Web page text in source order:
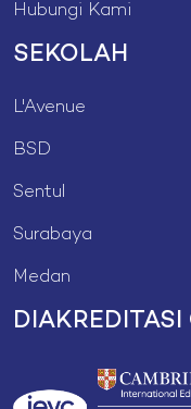
Hubungi Kami
SEKOLAH
L'Avenue
BSD
Sentul
Surabaya
Medan
DIAKREDITASI